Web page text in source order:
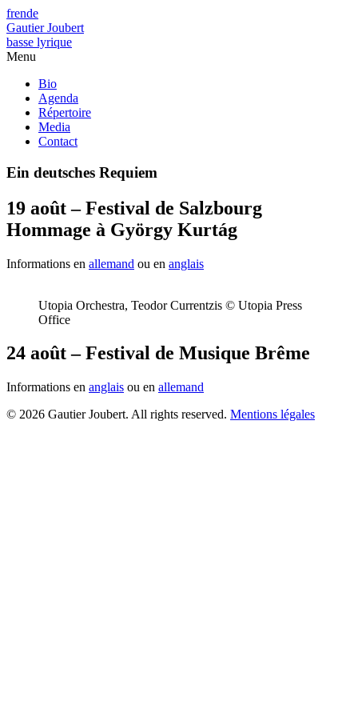
frende
Gautier Joubert
basse lyrique
Menu
Bio
Agenda
Répertoire
Media
Contact
Ein deutsches Requiem
19 août – Festival de Salzbourg
Hommage à György Kurtág
Informations en allemand ou en anglais
Utopia Orchestra, Teodor Currentzis © Utopia Press
Office
24 août – Festival de Musique Brême
Informations en anglais ou en allemand
© 2026 Gautier Joubert. All rights reserved. Mentions légales